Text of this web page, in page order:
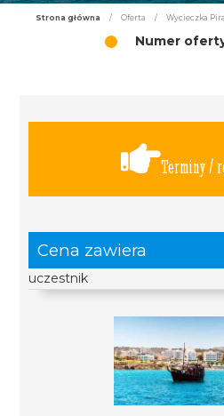
Strona główna / Oferta / Wycieczka
Numer
Terminy /
Cena zawiera
uczestnik